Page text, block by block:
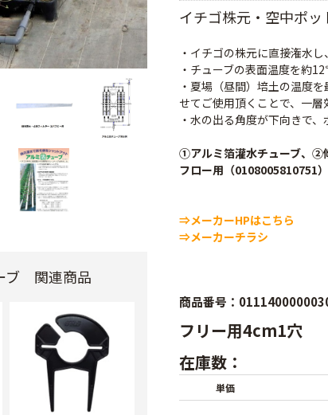
ブ 関連商品
イチゴ株元・空中ポ
・イチゴの株元に直接潅水
・チューブの表面温度を約
・夏場（昼間）培土の温度
せてご使用頂くことで、一層
・水の出る角度が下向きで、
①アルミ箔灌水チューブ、②
フロー用（0108005810751
⇒メーカーHPはこちら
⇒メーカーチラシ
商品番号：
フリー用4cm1穴
在庫数：
単価